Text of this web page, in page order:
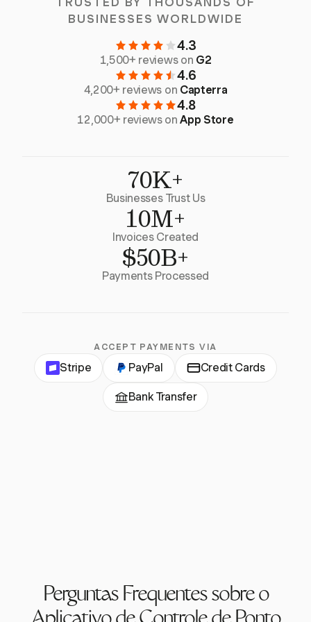
TRUSTED BY THOUSANDS OF
BUSINESSES WORLDWIDE
4.3
1,500+ reviews on G2
4.6
4,200+ reviews on Capterra
4.8
12,000+ reviews onApp Store
70K+
Businesses Trust Us
10M+
Invoices Created
$50B+
Payments Processed
ACCEPT PAYMENTS VIA
Stripe PayPal Credit Cards
Bank Transfer
Perguntas Frequentes sobre o